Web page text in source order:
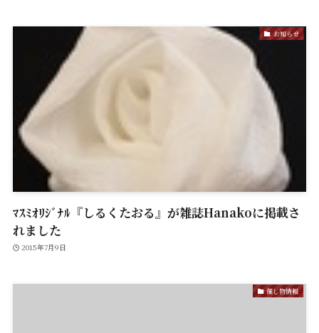
お知らせ
ﾏｽﾐｵﾘｼﾞﾅﾙ『しるくたおる』が雑誌Hanakoに掲載さ
れました
2015年7月9日
催し物情報